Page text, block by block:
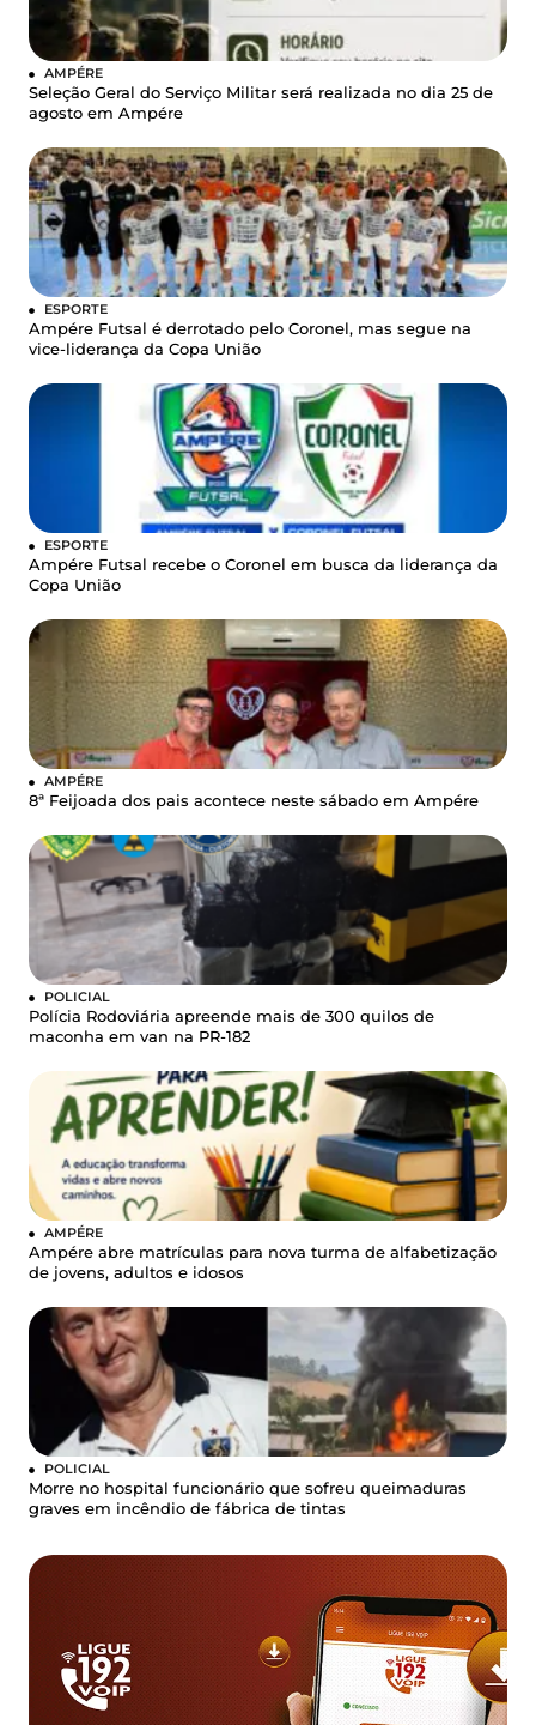
AMPÉRE
Seleção Geral do Serviço Militar será realizada no dia 25 de
agosto em Ampére
ESPORTE
Ampére Futsal é derrotado pelo Coronel, mas segue na
vice-liderança da Copa União
ESPORTE
Ampére Futsal recebe o Coronel em busca da liderança da
Copa União
AMPÉRE
8ª Feijoada dos pais acontece neste sábado em Ampére
POLICIAL
Polícia Rodoviária apreende mais de 300 quilos de
maconha em van na PR-182
AMPÉRE
Ampére abre matrículas para nova turma de alfabetização
de jovens, adultos e idosos
POLICIAL
Morre no hospital funcionário que sofreu queimaduras
graves em incêndio de fábrica de tintas